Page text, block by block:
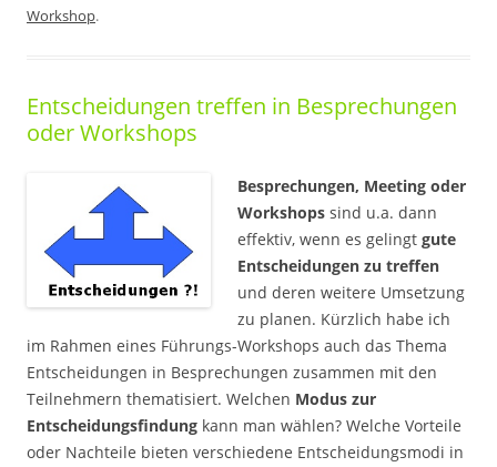
Workshop.
Entscheidungen treffen in Besprechungen
oder Workshops
Besprechungen, Meeting oder
Workshops sind u.a. dann
effektiv, wenn es gelingt gute
Entscheidungen zu treffen
und deren weitere Umsetzung
zu planen. Kürzlich habe ich
im Rahmen eines Führungs-Workshops auch das Thema
Entscheidungen in Besprechungen zusammen mit den
Teilnehmern thematisiert. Welchen Modus zur
Entscheidungsfindung kann man wählen? Welche Vorteile
oder Nachteile bieten verschiedene Entscheidungsmodi in